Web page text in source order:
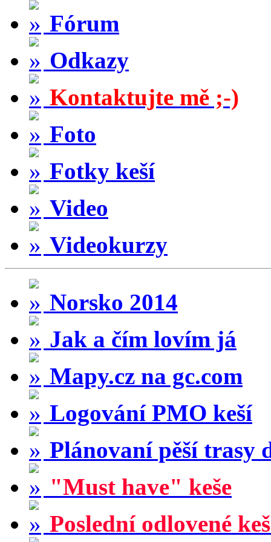
Fórum
Odkazy
Kontaktujte mě ;-)
Foto
Fotky keší
Video
Videokurzy
Norsko 2014
Jak a čím lovím já
Mapy.cz na gc.com
Logování PMO keší
Plánovaní pěší trasy
"Must have" keše
Poslední odlovené